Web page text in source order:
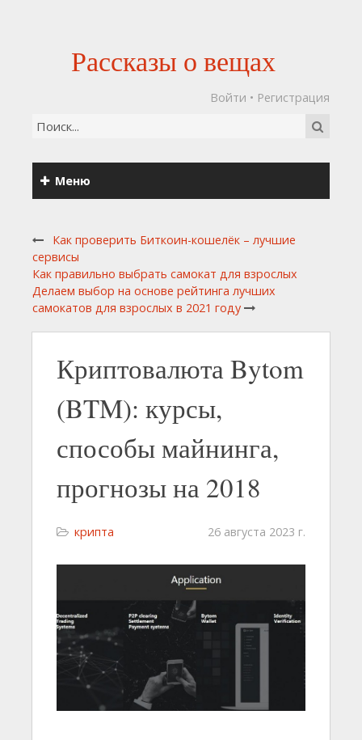
Рассказы о вещах
Войти • Регистрация
Меню
Как проверить Биткоин-кошелёк – лучшие
сервисы
Как правильно выбрать самокат для взрослых
Делаем выбор на основе рейтинга лучших
самокатов для взрослых в 2021 году
Криптовалюта Bytom
(BTM): курсы,
способы майнинга,
прогнозы на 2018
крипта 26 августа 2023 г.